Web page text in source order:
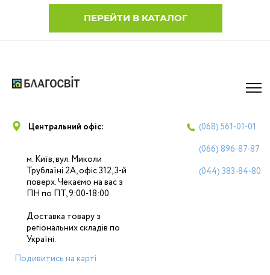
ПЕРЕЙТИ В КАТАЛОГ
Центральний офіс:
м. Київ, вул. Миколи
Трублаїні 2А, офіс 312, 3-й
поверх. Чекаємо на вас з
ПН по ПТ, 9:00-18:00.
Доставка товару з
регіональних складів по
Україні.
Подивитись на карті
(068) 561-01-01
(066) 896-87-87
(044) 383-84-80